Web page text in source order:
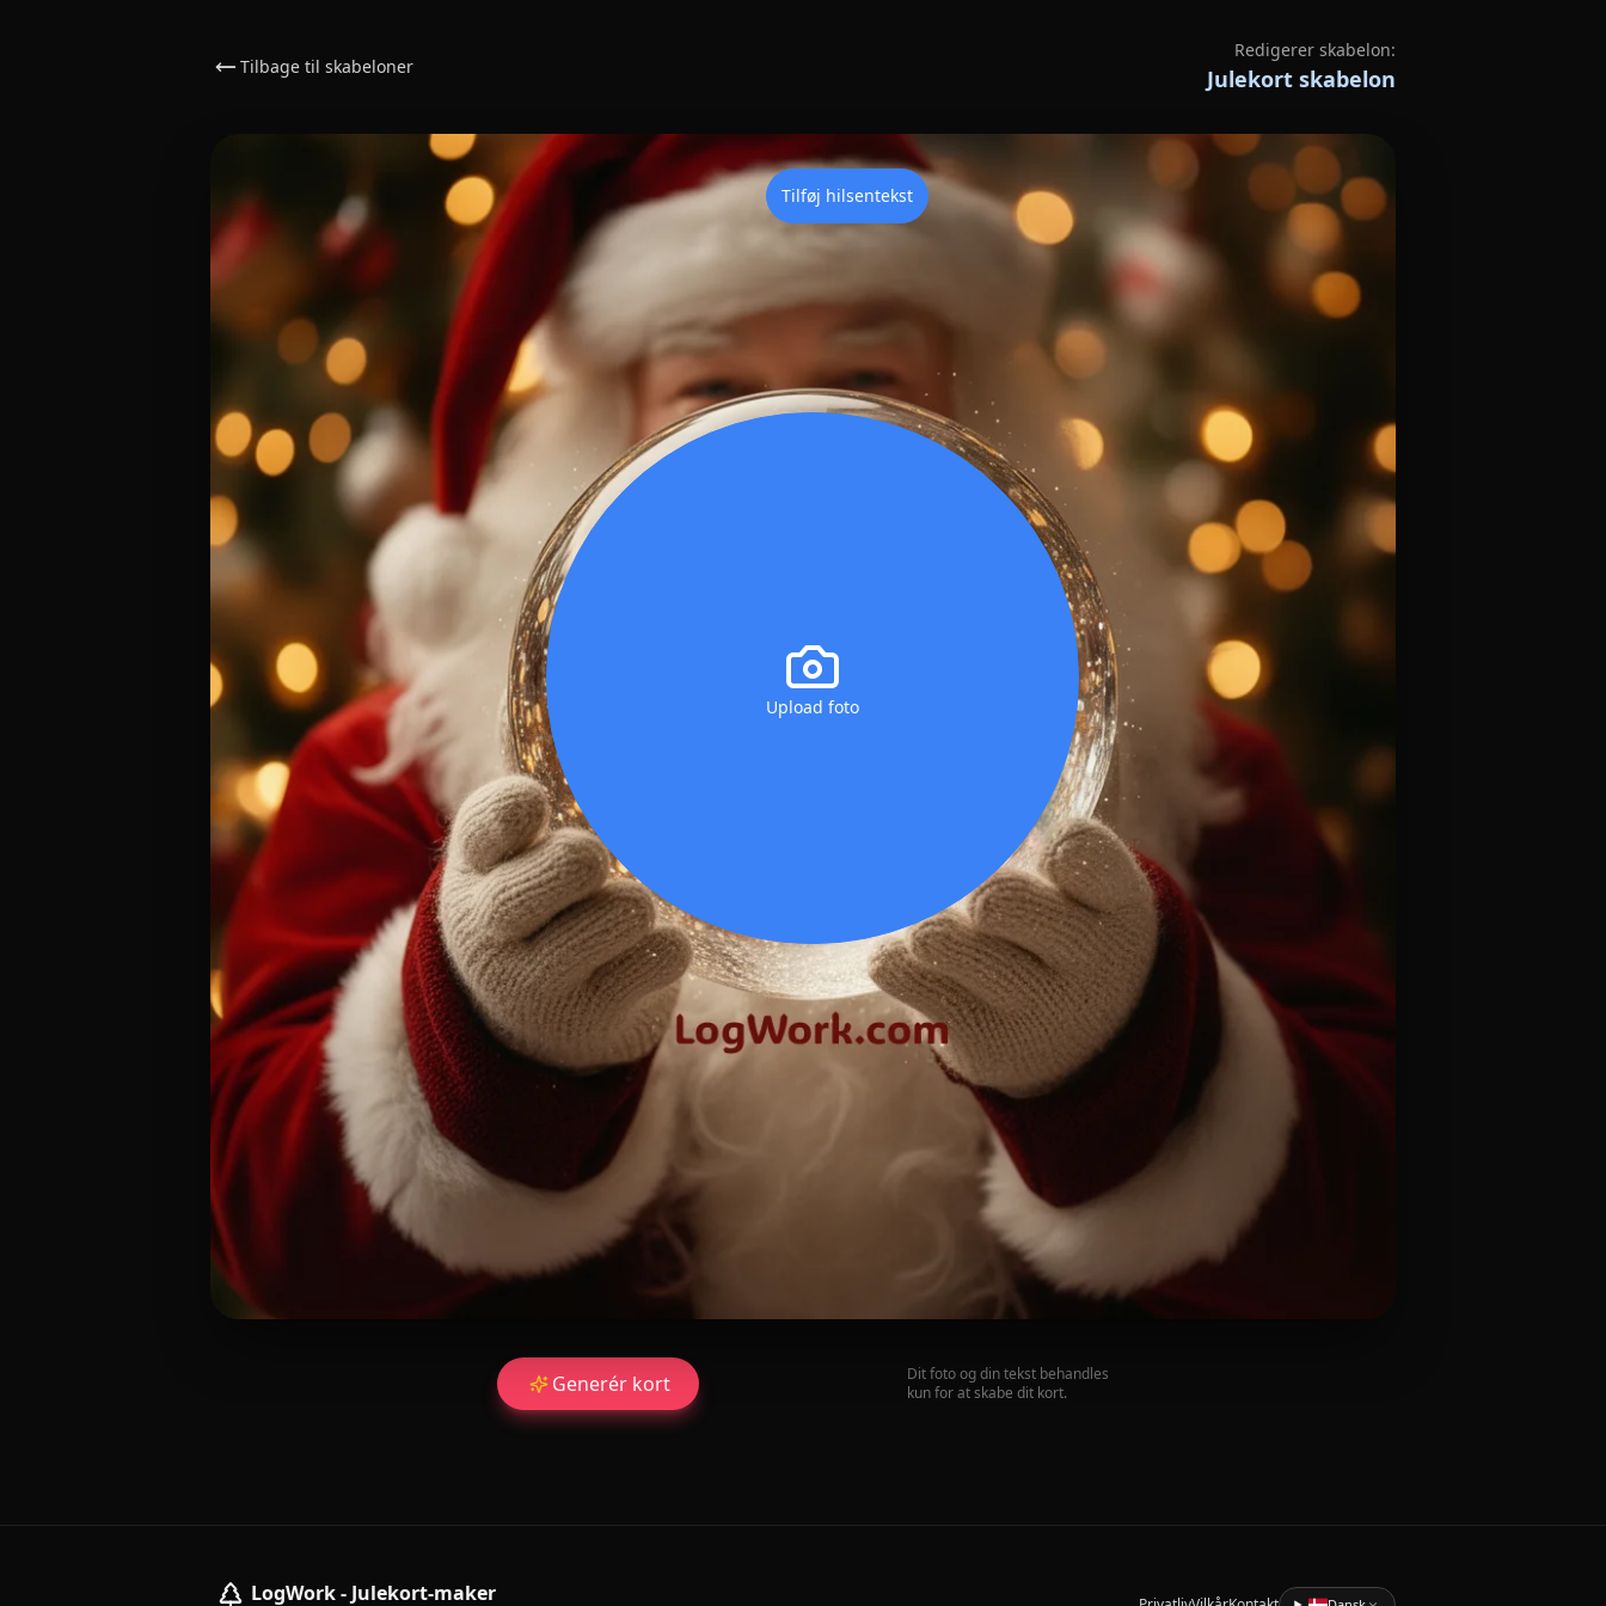
Tilbage til skabeloner
Redigerer skabelon:
Julekort skabelon
Upload foto
Tilføj hilsentekst
Generér kort
Dit foto og din tekst behandles
kun for at skabe dit kort.
LogWork - Julekort-maker